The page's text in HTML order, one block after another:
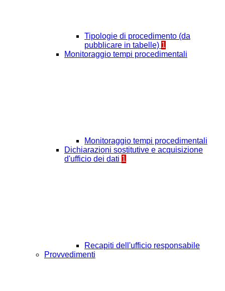
Tipologie di procedimento (da
pubblicare in tabelle) 1
Monitoraggio tempi procedimentali
Monitoraggio tempi procedimentali
Dichiarazioni sostitutive e acquisizione
d'ufficio dei dati 1
Recapiti dell'ufficio responsabile
Provvedimenti